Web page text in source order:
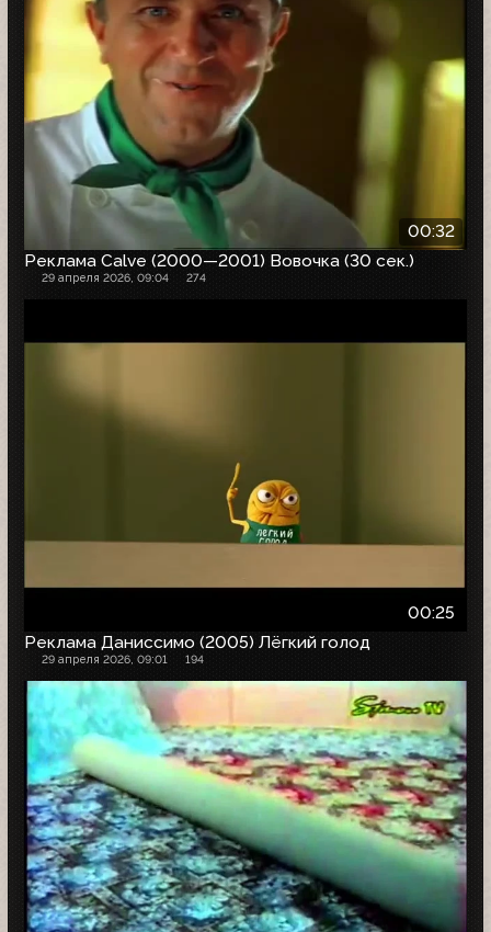
00:32
Реклама Calve (2000—2001) Вовочка (30 сек.)
29 апреля 2026, 09:04 274
00:25
Реклама Даниссимо (2005) Лёгкий голод
29 апреля 2026, 09:01 194